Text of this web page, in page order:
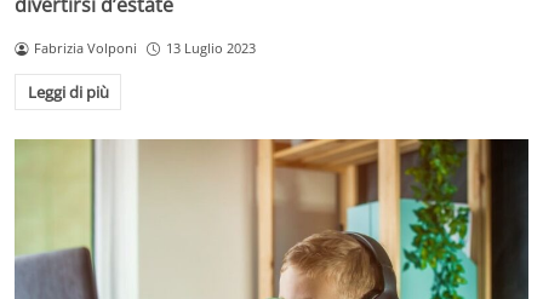
Fabrizia Volponi 13 Luglio 2023
Leggi di più